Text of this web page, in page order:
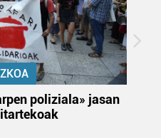
poliziala» jasan